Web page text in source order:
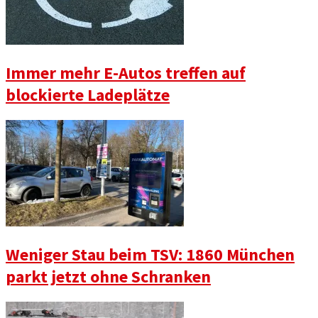
Immer mehr E-Autos treffen auf
blockierte Ladeplätze
Weniger Stau beim TSV: 1860 München
parkt jetzt ohne Schranken